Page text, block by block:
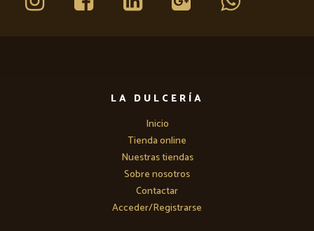
LA DULCERÍA
Inicio
Tienda online
Nuestras tiendas
Sobre nosotros
Contactar
Acceder/Registrarse